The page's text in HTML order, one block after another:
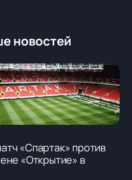
новостей
«Спартак» против
«Открытие» в